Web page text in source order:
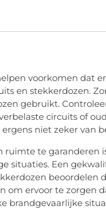
voorkomen dat
en stekkerdozen.
gebruikt.
circuits of
niet zeker van
ruimte te garanderen
situaties. Een
beoordelen
om ervoor te zorgen
brandgevaarlijke